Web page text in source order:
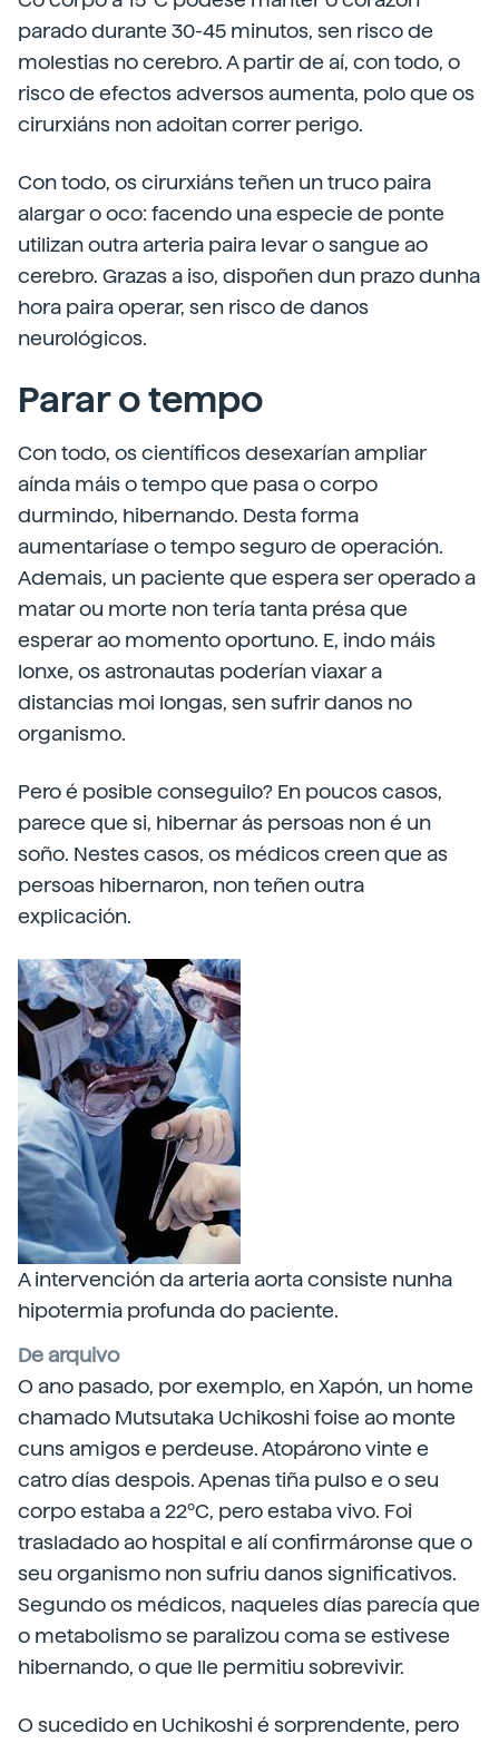
parado durante 30-45 minutos, sen risco de
molestias no cerebro. A partir de aí, con todo, o
risco de efectos adversos aumenta, polo que os
cirurxiáns non adoitan correr perigo.
Con todo, os cirurxiáns teñen un truco paira
alargar o oco: facendo una especie de ponte
utilizan outra arteria paira levar o sangue ao
cerebro. Grazas a iso, dispoñen dun prazo dunha
hora paira operar, sen risco de danos
neurológicos.
Parar o tempo
Con todo, os científicos desexarían ampliar
aínda máis o tempo que pasa o corpo
durmindo, hibernando. Desta forma
aumentaríase o tempo seguro de operación.
Ademais, un paciente que espera ser operado a
matar ou morte non tería tanta présa que
esperar ao momento oportuno. E, indo máis
lonxe, os astronautas poderían viaxar a
distancias moi longas, sen sufrir danos no
organismo.
Pero é posible conseguilo? En poucos casos,
parece que si, hibernar ás persoas non é un
soño. Nestes casos, os médicos creen que as
persoas hibernaron, non teñen outra
explicación.
A intervención da arteria aorta consiste nunha
hipotermia profunda do paciente.
De arquivo
O ano pasado, por exemplo, en Xapón, un home
chamado Mutsutaka Uchikoshi foise ao monte
cuns amigos e perdeuse. Atopárono vinte e
catro días despois. Apenas tiña pulso e o seu
corpo estaba a 22ºC, pero estaba vivo. Foi
trasladado ao hospital e alí confirmáronse que o
seu organismo non sufriu danos significativos.
Segundo os médicos, naqueles días parecía que
o metabolismo se paralizou coma se estivese
hibernando, o que lle permitiu sobrevivir.
O sucedido en Uchikoshi é sorprendente, pero